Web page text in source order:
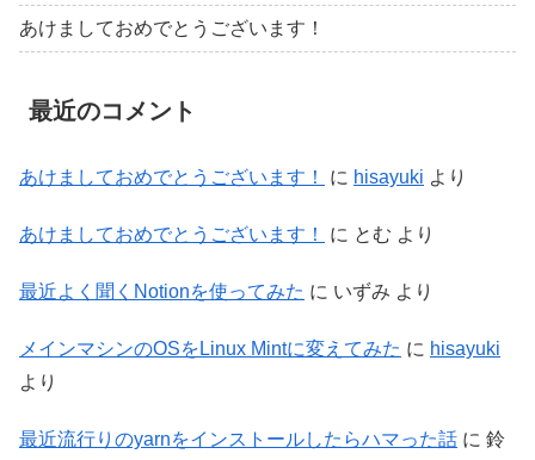
あけましておめでとうございます！
最近のコメント
あけましておめでとうございます！ に hisayuki より
あけましておめでとうございます！ に とむ より
最近よく聞くNotionを使ってみた に いずみ より
メインマシンのOSをLinux Mintに変えてみた に hisayuki
より
最近流行りのyarnをインストールしたらハマった話 に 鈴